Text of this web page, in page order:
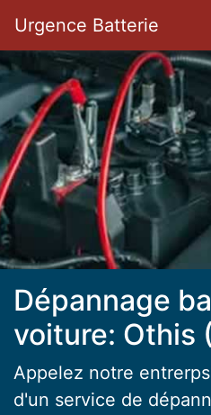
Urgence Batterie
Dépannage
voiture: Othis
Appelez notre
d'un service de